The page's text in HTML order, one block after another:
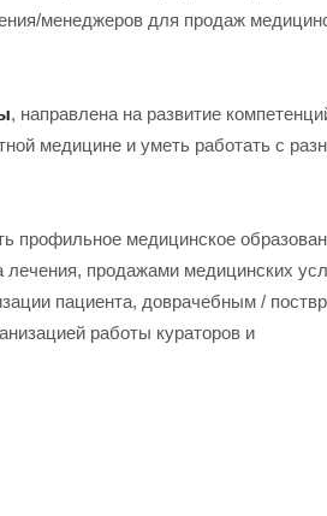
менеджеров для продаж
, направлена на развитие
медицине и уметь работать с
профильное медицинское
продажами медицинских
пациента, доврачебным /
работы кураторов и